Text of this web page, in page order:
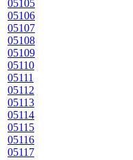
05105
05106
05107
05108
05109
05110
05111
05112
05113
05114
05115
05116
05117